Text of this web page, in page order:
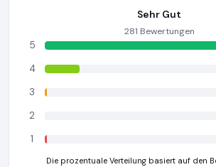
Sehr Gut
281 Bewertungen
5
4
3
2
1
Die prozentuale Verteilung basiert auf den